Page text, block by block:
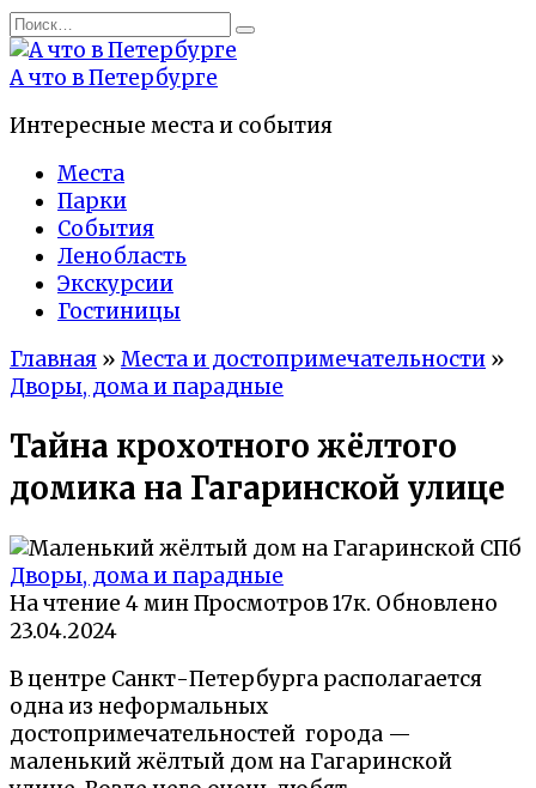
Перейти
к
содержанию
Search
for:
А что в Петербурге
Интересные места и события
Места
Парки
События
Ленобласть
Экскурсии
Гостиницы
Главная » Места и достопримечательности »
Дворы, дома и парадные
Тайна крохотного жёлтого
домика на Гагаринской улице
Дворы, дома и парадные
На чтение 4 минПросмотров17к. Обновлено
23.04.2024
В центре Санкт-Петербурга располагается
одна из неформальных
достопримечательностей города —
маленький жёлтый дом на Гагаринской